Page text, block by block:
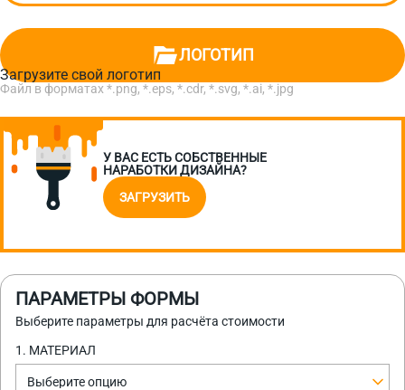
ЛОГОТИП
Загрузите свой логотип
Файл в форматах *.png, *.eps, *.cdr, *.svg, *.ai, *.jpg
У ВАС ЕСТЬ СОБСТВЕННЫЕ
НАРАБОТКИ ДИЗАЙНА?
ЗАГРУЗИТЬ
ПАРАМЕТРЫ ФОРМЫ
Выберите параметры для расчёта стоимости
1. МАТЕРИАЛ
Выберите опцию